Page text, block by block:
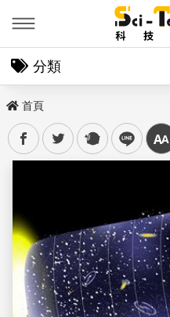
分類
首頁
facebooktwitter plurk line 中